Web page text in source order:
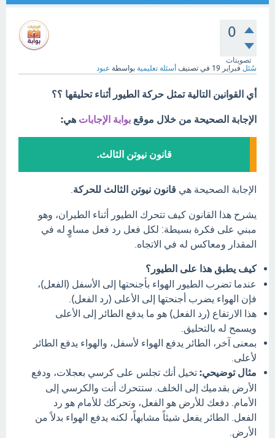
0
تصويتات
سُئل فبراير 19 في تصنيف أسئلة تعليمية بواسطة عبود
أي القوانين التالية تمثل حركة الطيور أثناء تحليقها ؟؟
الإجابة الصحيحة من خلال موقع بوابة الإجابات هي:
قانون نيوتن الثالث.
الإجابة الصحيحة هي قانون نيوتن الثالث للحركة
يشرح هذا القانون كيف تتحرك الطيور أثناء الطيران، وهو
مبني على فكرة بسيطة: لكل فعل رد فعل مساوٍ له في
المقدار ومعاكس له في الاتجاه.
كيف يطبق هذا على الطيور؟
عندما تضرب الطيور الهواء بأجنحتها إلى الأسفل (الفعل)،
فإن الهواء يضرب أجنحتها إلى الأعلى (رد الفعل).
هذا الارتفاع (رد الفعل) هو ما يدفع الطائر إلى الأعلى
ويسمح له بالتحليق.
بمعنى آخر، الطائر يدفع الهواء لأسفل، والهواء يدفع الطائر
لأعلى.
مثال توضيحي: تخيل أنك تجلس على كرسي بعجلات، ودفع
الأرض بقدميك إلى الخلف. ستتحرك أنت والكرسي إلى
الأمام. دفعك للأرض هو الفعل، وتحركك للأمام هو رد
الفعل. الطائر يفعل شيئاً مشابهاً، لكنه يدفع الهواء بدلاً من
الأرض.